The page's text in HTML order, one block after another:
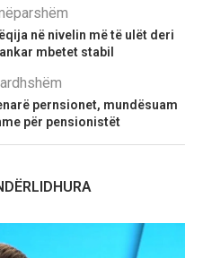
në nivelin më të ulët deri
mbetet stabil
pernsionet, mundësuam
për pensionistët